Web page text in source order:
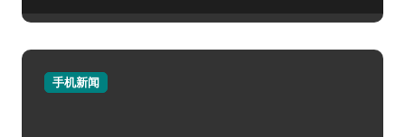
手机新闻